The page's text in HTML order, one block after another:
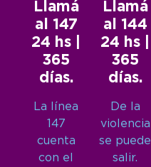
Llamá
al 147
24 hs |
365
días.
La línea
147
cuenta
con el
Llamá
al 144
24 hs |
365
días.
De la
violencia
se puede
salir.